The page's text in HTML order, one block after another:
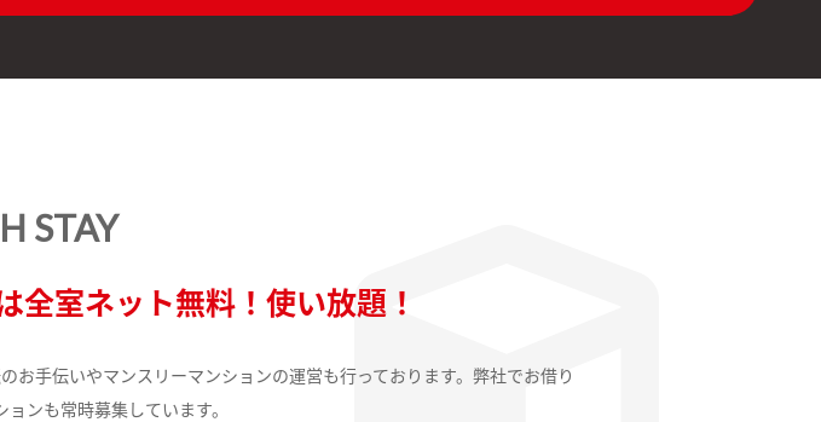
STAY
全室ネット無料！使い放題！
手伝いやマンスリーマンションの運営も行っております。弊社でお借り
ンも常時募集しています。